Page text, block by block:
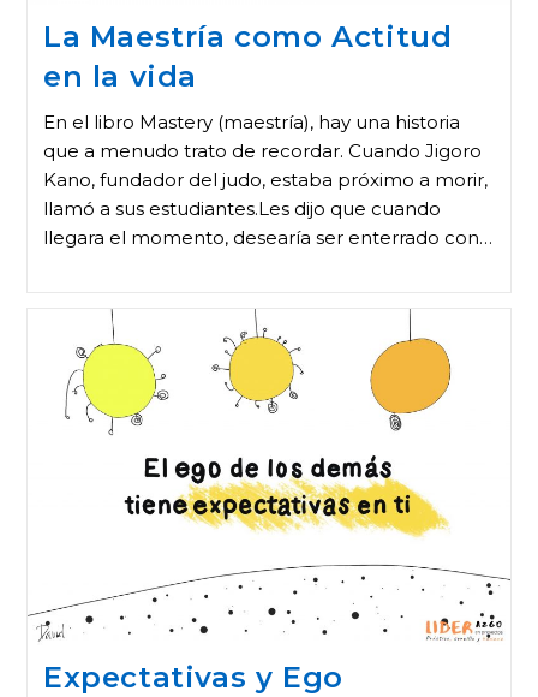
La Maestría como Actitud
en la vida
En el libro Mastery (maestría), hay una historia
que a menudo trato de recordar. Cuando Jigoro
Kano, fundador del judo, estaba próximo a morir,
llamó a sus estudiantes.Les dijo que cuando
llegara el momento, desearía ser enterrado con…
Expectativas y Ego